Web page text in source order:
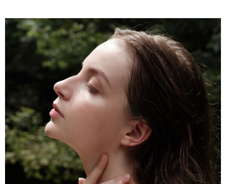
客戶支援中心」
https://netprotections.freshdesk.com/support/home
【注意事項】
１．透過由恩沛科技股份有限公司提供之「AFTEE先享後付」服務完成之交
易，需依本服務之必要範圍內提供個人資料，並將交易相關給付款項請求債
權轉讓予恩沛科技股份有限公司。
２．關於個人資料處理事宜，請瀏覽以下網址：
https://aftee.tw/terms/#terms3
３．未成年的使用者請事先徵得法定代理人或監護人之同意方可使用
「AFTEE先享後付」，若未經同意申辦者引起之損失，本公司不負相關責
任。
４．使用「AFTEE先享後付」時，將依據個別帳號之用戶狀況，依本公司即
時審查核予不同之上限額度；若仍有額度不足之情形，本公司將視審查結果
請求用戶進行身份認證。
５．嚴禁一人註冊多個帳號或使用他人資訊註冊。若發現惡意使用之情形，
恩沛科技股份有限公司將有權停止該用戶之使用額度並採取法律行動。
每筆NT$70，滿NT$1,800(含以上)免運費
7-11取貨(快速到店)
每筆NT$130，滿NT$1,800(含以上)免運費
每筆NT$130，滿NT$1,800(含以上)免運費
海外配送 查看運費